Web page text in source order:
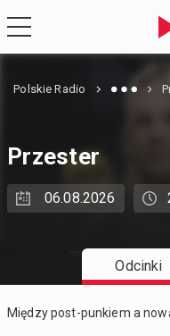
Polskie Radio
Przester
06.08.2026
Odcinki
Między post-punkiem a